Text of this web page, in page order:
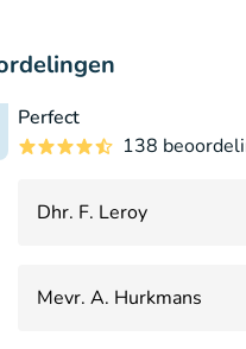
Perfect
138
Dhr. F. Leroy
Mevr. A. Hurkmans